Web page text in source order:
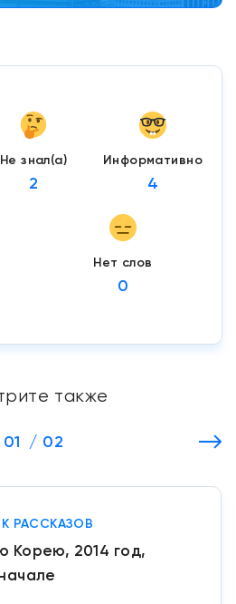
Не знал(а)
2
Информативно
4
Нет слов
0
также
01 / 02
РАССКАЗОВ
Корею, 2014 год,